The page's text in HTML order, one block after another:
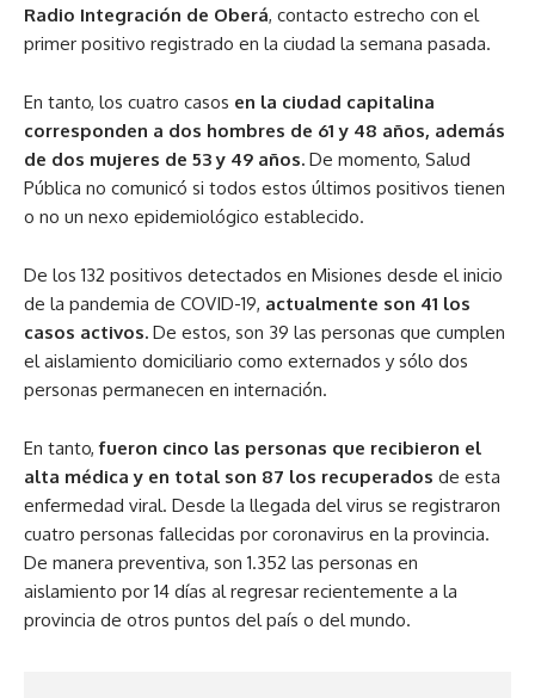
Radio Integración de Oberá, contacto estrecho con el
primer positivo registrado en la ciudad la semana pasada.
En tanto, los cuatro casos en la ciudad capitalina
corresponden a dos hombres de 61 y 48 años, además
de dos mujeres de 53 y 49 años. De momento, Salud
Pública no comunicó si todos estos últimos positivos tienen
o no un nexo epidemiológico establecido.
De los 132 positivos detectados en Misiones desde el inicio
de la pandemia de COVID-19, actualmente son 41 los
casos activos. De estos, son 39 las personas que cumplen
el aislamiento domiciliario como externados y sólo dos
personas permanecen en internación.
En tanto, fueron cinco las personas que recibieron el
alta médica y en total son 87 los recuperados de esta
enfermedad viral. Desde la llegada del virus se registraron
cuatro personas fallecidas por coronavirus en la provincia.
De manera preventiva, son 1.352 las personas en
aislamiento por 14 días al regresar recientemente a la
provincia de otros puntos del país o del mundo.